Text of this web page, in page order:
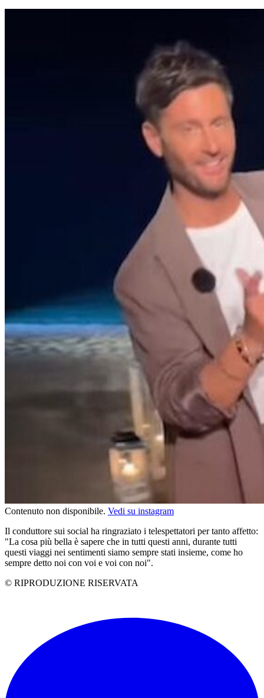
Contenuto non disponibile. Vedi su instagram
Il conduttore sui social ha ringraziato i telespettatori per tanto affetto:
"La cosa più bella è sapere che in tutti questi anni, durante tutti
questi viaggi nei sentimenti siamo sempre stati insieme, come ho
sempre detto noi con voi e voi con noi".
© RIPRODUZIONE RISERVATA